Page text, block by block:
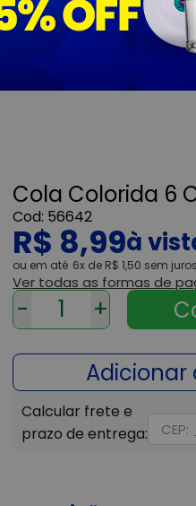
Cola Colorida 6
56642
R$ 8,99
ou 6x de R$ 1,50 sem juros
Ver todas as formas de
- +